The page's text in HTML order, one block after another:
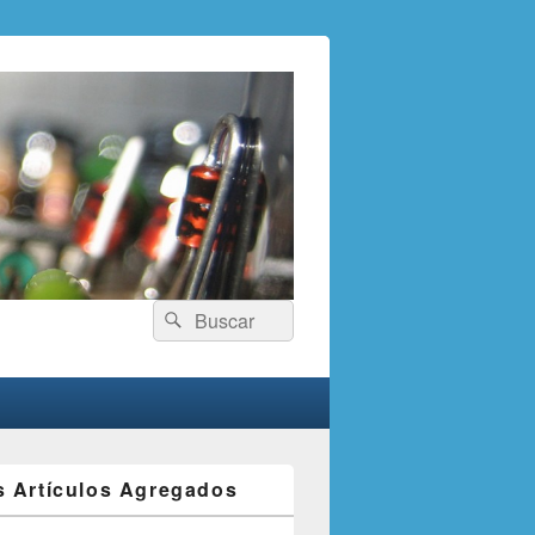
Search
for:
Search
Artículos Agregados